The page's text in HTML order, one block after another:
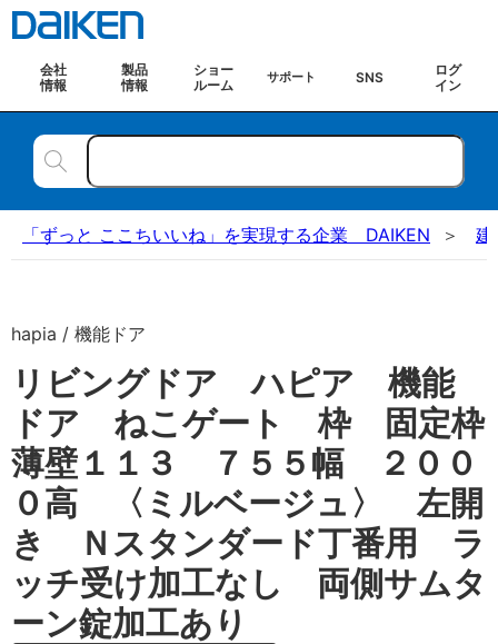
会社
情報
製品
情報
ショー
ルーム
サポート SNS
ログ
イン
「ずっと ここちいいね」を実現する企業 DAIKEN 建
hapia / 機能ドア
リビングドア ハピア 機能
ドア ねこゲート 枠 固定枠
薄壁１１３ ７５５幅 ２００
０高 〈ミルベージュ〉 左開
き Ｎスタンダード丁番用 ラ
ッチ受け加工なし 両側サムタ
ーン錠加工あり